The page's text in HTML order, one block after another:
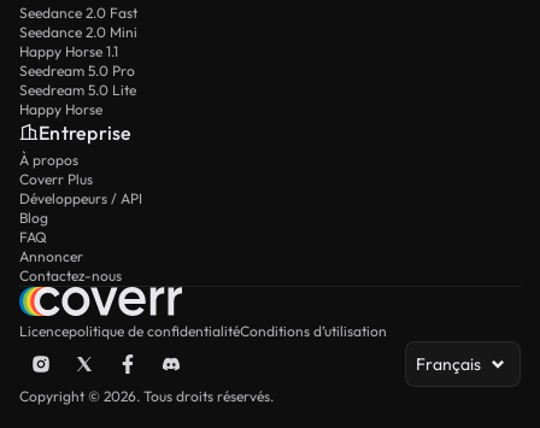
Seedance 2.0 Fast
Seedance 2.0 Mini
Happy Horse 1.1
Seedream 5.0 Pro
Seedream 5.0 Lite
Happy Horse
Entreprise
À propos
Coverr Plus
Développeurs / API
Blog
FAQ
Annoncer
Contactez-nous
Licencepolitique de confidentialitéConditions d’utilisation
Français
Copyright © 2026. Tous droits réservés.